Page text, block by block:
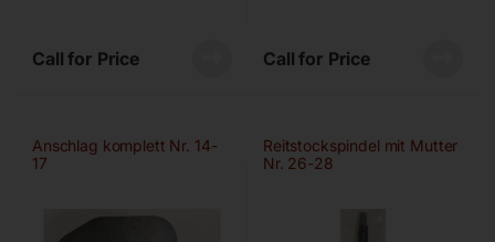
Call for Price Call for Price
Anschlag komplett Nr. 14-
17
Reitstockspindel mit Mutter
Nr. 26-28